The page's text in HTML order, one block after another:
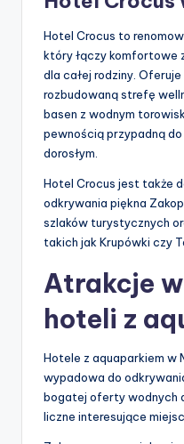
Hotel Crocus to
który łączy komfortowe
dla całej rodziny.
rozbudowaną strefę
basen z wodnym
pewnością przypadną
dorosłym.
Hotel Crocus jest także
odkrywania piękna
szlaków turystycznych
takich jak Krupówki czy
Atrakcje
hoteli z
Hotele z aquaparkiem w
wypadowa do
bogatej oferty wodnych
liczne interesujące